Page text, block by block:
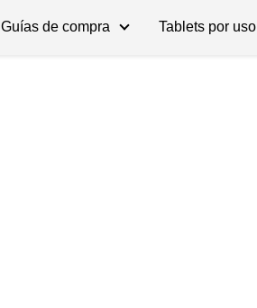
Guías de compra Tablets por uso